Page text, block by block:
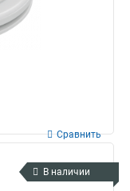
Сравнить
В наличии